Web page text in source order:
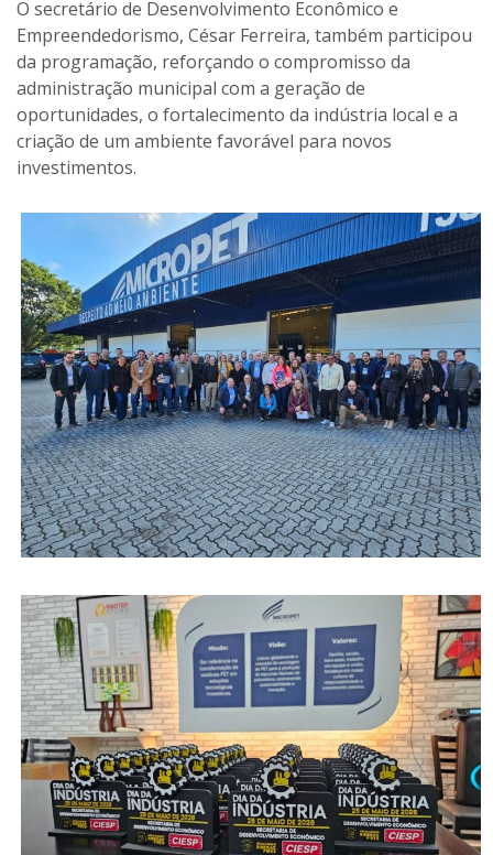
O secretário de Desenvolvimento Econômico e
Empreendedorismo, César Ferreira, também participou
da programação, reforçando o compromisso da
administração municipal com a geração de
oportunidades, o fortalecimento da indústria local e a
criação de um ambiente favorável para novos
investimentos.